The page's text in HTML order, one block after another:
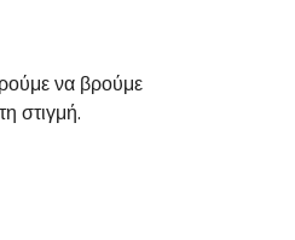
να βρούμε
στιγμή.